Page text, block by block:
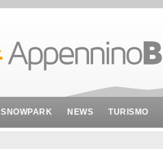
SNOWPARK NEWS TURISMO